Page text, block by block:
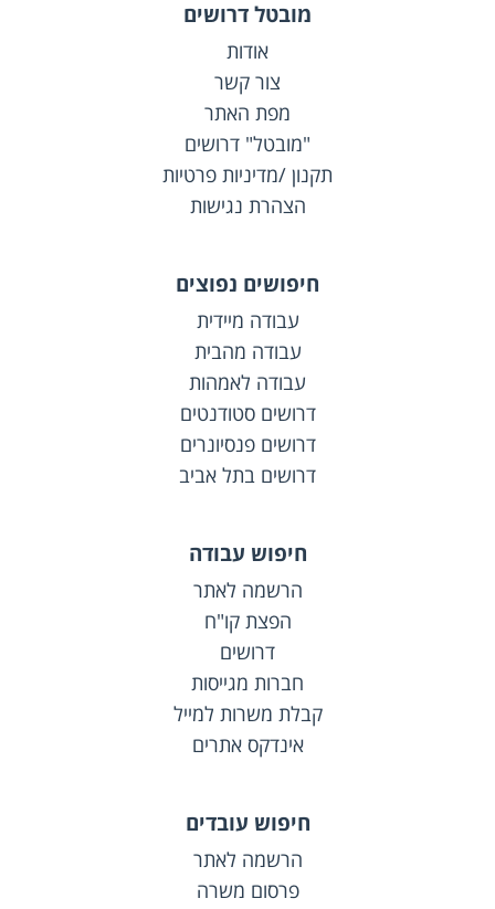
מובטל דרושים
אודות
צור קשר
מפת האתר
"מובטל" דרושים
תקנון /מדיניות פרטיות
הצהרת נגישות
חיפושים נפוצים
עבודה מיידית
עבודה מהבית
עבודה לאמהות
דרושים סטודנטים
דרושים פנסיונרים
דרושים בתל אביב
חיפוש עבודה
הרשמה לאתר
הפצת קו"ח
דרושים
חברות מגייסות
קבלת משרות למייל
אינדקס אתרים
חיפוש עובדים
הרשמה לאתר
פרסום משרה